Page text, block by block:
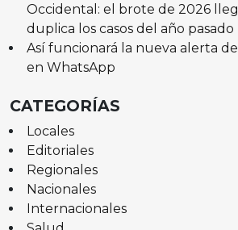
Occidental: el brote de 2026
duplica los casos del año pasado
Así funcionará la nueva alerta
en WhatsApp
CATEGORÍAS
Locales
Editoriales
Regionales
Nacionales
Internacionales